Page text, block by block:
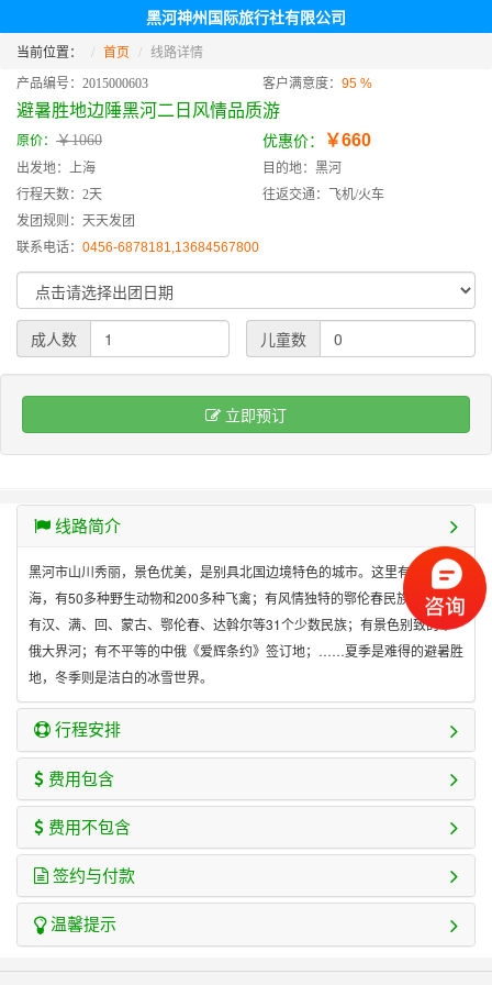
黑河神州国际旅行社有限公司
当前位置： 首页 线路详情
产品编号：2015000603 客户满意度： 95 %
避暑胜地边陲黑河二日风情品质游
原价： ￥1060 优惠价： ￥660
出发地：上海
目的地：黑河
行程天数：2天
往返交通：飞机/火车
发团规则：天天发团
联系电话： 0456-6878181,13684567800
成人数 儿童数
立即预订
线路简介
黑河市山川秀丽，景色优美，是别具北国边境特色的城市。这里有茫茫的林
海，有50多种野生动物和200多种飞禽；有风情独特的鄂伦春民族聚居地；
有汉、满、回、蒙古、鄂伦春、达斡尔等31个少数民族；有景色别致的中
俄大界河；有不平等的中俄《爱辉条约》签订地；……夏季是难得的避暑胜
地，冬季则是洁白的冰雪世界。
行程安排
费用包含
费用不包含
签约与付款
温馨提示